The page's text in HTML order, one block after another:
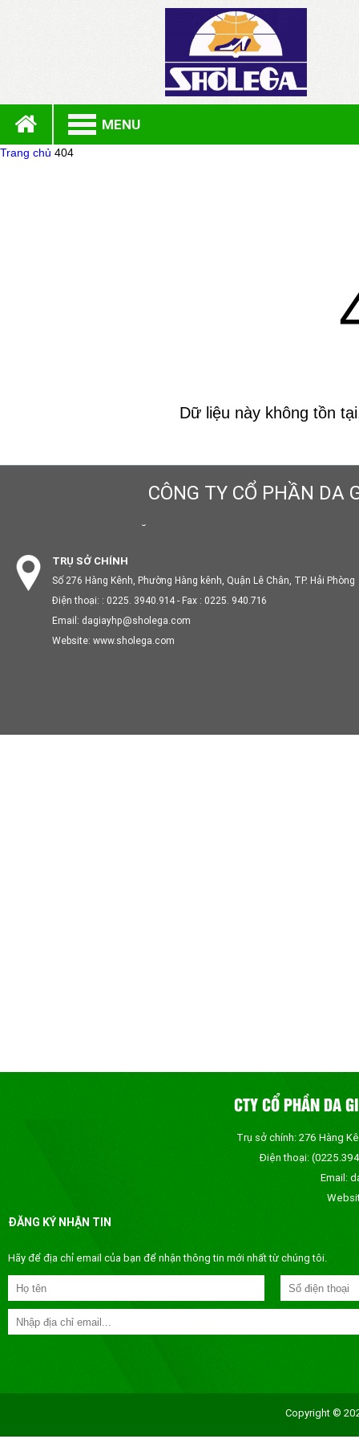
MENU
Trang chủ 404
Dữ liệu này không tồn
CÔNG TY CỔ PHẦN DA
Email: dagiayhp@sholega.com
TRỤ SỞ CHÍNH
Số 276 Hàng Kênh, Phường Hàng kênh, Quận Lê Chân, TP. Hải Phòng
Điện thoại: : 0225. 3940.914 - Fax : 0225. 940.716
Email: dagiayhp@sholega.com
Website: www.sholega.com
CTY CỔ PHẦN DA
Trụ sở chính: 276 Hàng
Điện thoại:
Email:
ĐĂNG KÝ NHẬN TIN
Hãy để địa chỉ email của bạn để nhận thông tin mới nhất từ chúng tôi.
Copyright ©